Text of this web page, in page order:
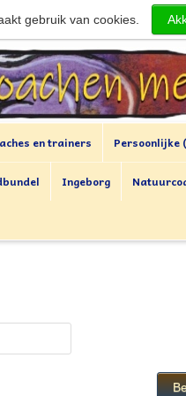
en trainers Persoonlijke
Ingeborg
gebruik van cookies.